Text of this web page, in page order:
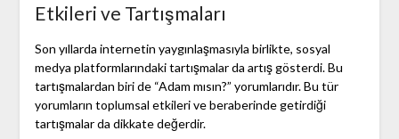
Etkileri ve Tartışmaları
Son yıllarda internetin yaygınlaşmasıyla birlikte, sosyal
medya platformlarındaki tartışmalar da artış gösterdi. Bu
tartışmalardan biri de “Adam mısın?” yorumlarıdır. Bu tür
yorumların toplumsal etkileri ve beraberinde getirdiği
tartışmalar da dikkate değerdir.